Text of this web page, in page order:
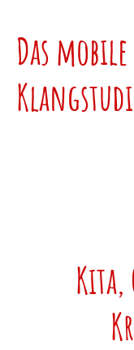
Das mobile
Kita,